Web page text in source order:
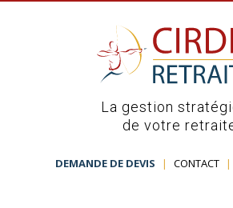
La gestion
de votre
DEMANDE DE DEVIS | CONTACT |